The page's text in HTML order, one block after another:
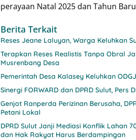
perayaan Natal 2025 dan Tahun
Berita Terkait
Reses Jeane Laluyan, Warga Keluhkan
Terapkan Reses Realistis Tanpa Obral
Musrenbang Desa
Pemerintah Desa Kalasey Keluhkan
Sinergi FORWARD dan DPRD Sulut,
Genjot Ranperda Perizinan Berusaha,
Petani Lokal
DPRD Sulut Janji Mediasi Konflik Lahan
dan Hak Rakyat Harus Berdampingan